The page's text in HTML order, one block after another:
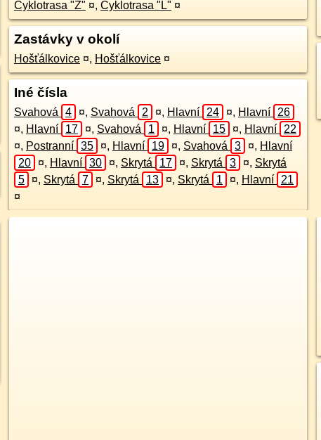
Cyklotrasa "Z" ¤, Cyklotrasa "L" ¤
Zastávky v okolí
Hošťálkovice ¤, Hošťálkovice ¤
Iné čísla
Svahová 4 ¤, Svahová 2 ¤, Hlavní 24 ¤, Hlavní
26
¤, Hlavní 17 ¤, Svahová 1 ¤, Hlavní 15 ¤, Hlavní
22
¤, Postranní 35 ¤, Hlavní 19 ¤, Svahová 3 ¤, Hlavní
20
¤, Hlavní 30 ¤, Skrytá 17 ¤, Skrytá 3 ¤, Skrytá
5
¤, Skrytá 7 ¤, Skrytá 13 ¤, Skrytá 1 ¤, Hlavní
21
¤